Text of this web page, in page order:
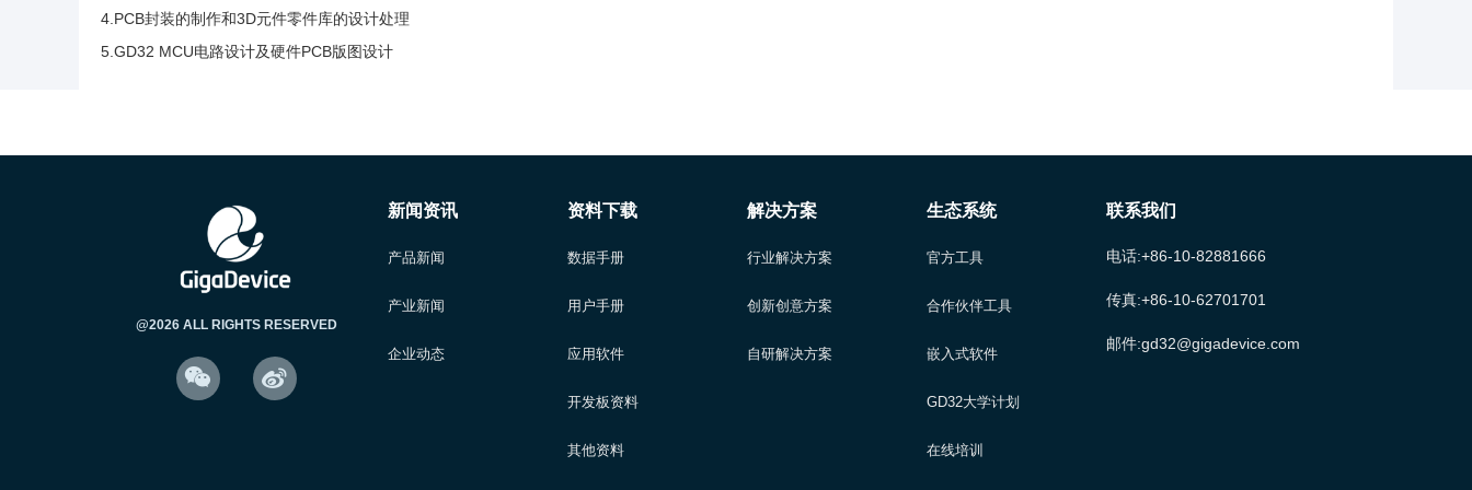
92.布线的等长的目的是为了进行时序的匹配及
93.约束管理的新特征解读和过孔延迟时间计算
94.约束管理的新特征解读和新增装配及元件属
4.PCB封装的制作和3D元件零件库的设计处理
5.GD32 MCU电路设计及硬件PCB版图设计
@2026 ALL RIGHTS RESERVED
 
新闻资讯
产品新闻
产业新闻
企业动态
资料下载
数据手册
用户手册
应用软件
开发板资料
其他资料
解决方案
行业解决方案
创新创意方案
自研解决方案
生态系统
官方工具
合作伙伴工具
嵌入式软件
GD32大学计划
在线培训
联系我们
电话:+86-10-82881666
传真:+86-10-62701701
邮件:gd32@gigadevice.com